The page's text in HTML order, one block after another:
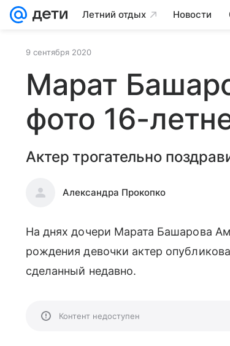
Летний отдых Новости
9 сентября 2020
Марат
фото 16-
Актер трогательно
Александра Прокопко
На днях дочери Марата Башарова
рождения девочки актер
сделанный недавно.
Контент недоступен